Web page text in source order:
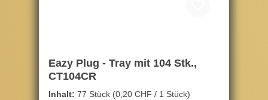
Eazy Plug - Tray mit 104 Stk.,
CT104CR
Inhalt: 77 Stück (0,20 CHF / 1 Stück)